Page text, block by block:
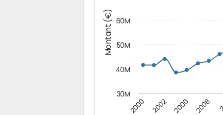
Montant (€)
2000 2002 2006 2008
30M
40M
50M
60M